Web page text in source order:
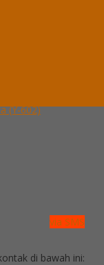
(Y-602)
via SMS
di bawah ini: